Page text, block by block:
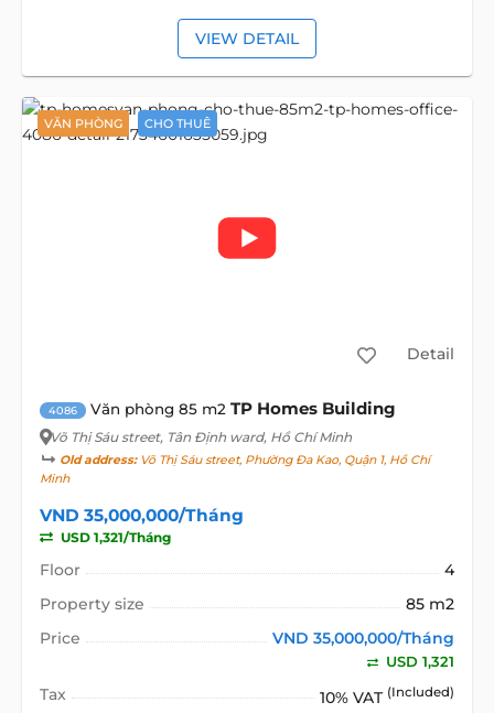
VIEW DETAIL
VĂN PHÒNG CHO THUÊ
Detail
4086 Văn phòng 85 m2 TP Homes Building
Võ Thị Sáu street, Tân Định ward, Hồ Chí Minh
Old address:Võ Thị Sáu street, Phường Đa Kao, Quận 1, Hồ Chí
Minh
VND 35,000,000/Tháng
USD 1,321/Tháng
Floor
4
Property size
85 m2
Price
VND 35,000,000/Tháng
USD 1,321
Tax 10% VAT (Included)